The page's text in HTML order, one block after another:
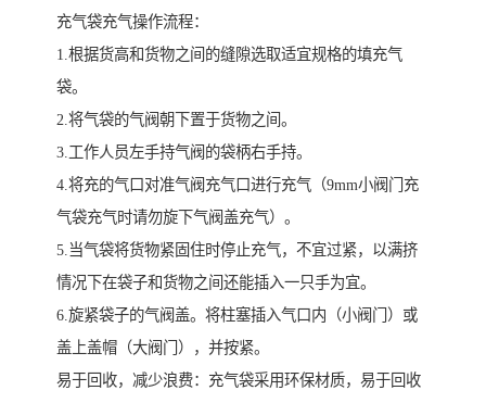
充气袋充气操作流程：
1.根据货高和货物之间的缝隙选取适宜规格的填充气
袋。
2.将气袋的气阀朝下置于货物之间。
3.工作人员左手持气阀的袋柄右手持。
4.将充的气口对准气阀充气口进行充气（9mm小阀门充
气袋充气时请勿旋下气阀盖充气）。
5.当气袋将货物紧固住时停止充气，不宜过紧，以满挤
情况下在袋子和货物之间还能插入一只手为宜。
6.旋紧袋子的气阀盖。将柱塞插入气口内（小阀门）或
盖上盖帽（大阀门），并按紧。
易于回收，减少浪费：充气袋采用环保材质，易于回收